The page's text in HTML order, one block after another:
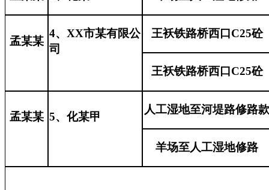
孟某某
4、XX市某有限公
司
王袄铁路桥西口C25砼
王袄铁路桥西口C25砼
孟某某 5、化某甲
人工湿地至河堤路修路款
羊场至人工湿地修路